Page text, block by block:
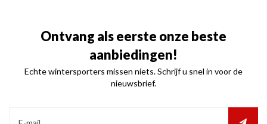
Ontvang als eerste onze beste
aanbiedingen!
Echte wintersporters missen niets. Schrijf u snel in voor de
nieuwsbrief.